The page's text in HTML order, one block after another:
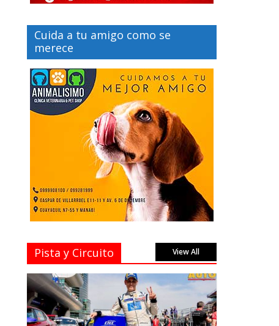
Cuida a tu amigo como se
merece
Pista y Circuito View All